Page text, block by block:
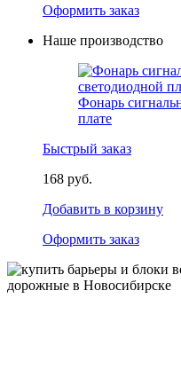
Оформить заказ
Наше производство
Фонарь
плате
Быстрый заказ
168 руб.
Добавить в корзину
Оформить заказ